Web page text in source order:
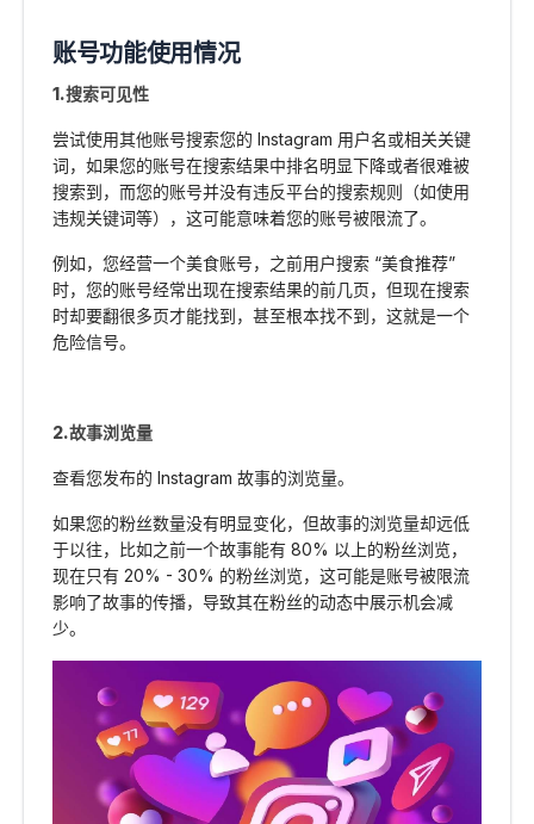
账号功能使用情况
1.搜索可见性
尝试使用其他账号搜索您的 Instagram 用户名或相关关键
词，如果您的账号在搜索结果中排名明显下降或者很难被
搜索到，而您的账号并没有违反平台的搜索规则（如使用
违规关键词等），这可能意味着您的账号被限流了。
例如，您经营一个美食账号，之前用户搜索 “美食推荐”
时，您的账号经常出现在搜索结果的前几页，但现在搜索
时却要翻很多页才能找到，甚至根本找不到，这就是一个
危险信号。
2.故事浏览量
查看您发布的 Instagram 故事的浏览量。
如果您的粉丝数量没有明显变化，但故事的浏览量却远低
于以往，比如之前一个故事能有 80% 以上的粉丝浏览，
现在只有 20% - 30% 的粉丝浏览，这可能是账号被限流
影响了故事的传播，导致其在粉丝的动态中展示机会减
少。